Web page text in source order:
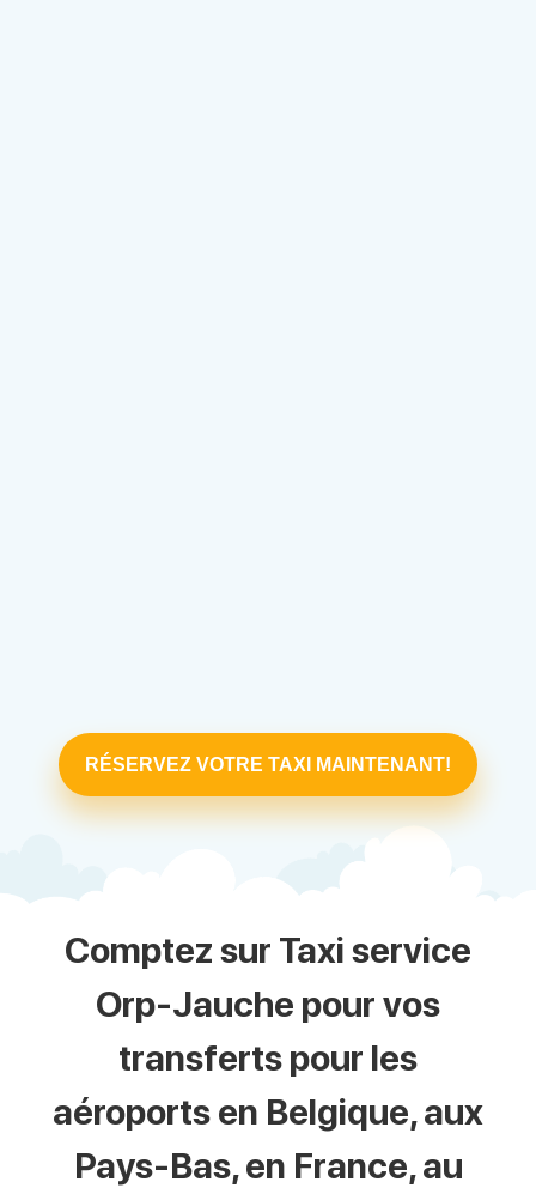
RÉSERVEZ VOTRE TAXI MAINTENANT!
Comptez sur Taxi service
Orp-Jauche pour vos
transferts pour les
aéroports en Belgique, aux
Pays-Bas, en France, au